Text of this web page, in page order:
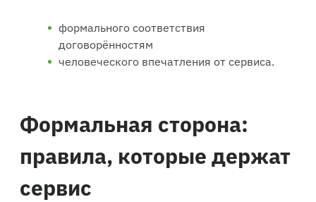
формального соответствия
договорённостям
человеческого впечатления от сервиса.
Формальная сторона:
правила, которые держат
сервис